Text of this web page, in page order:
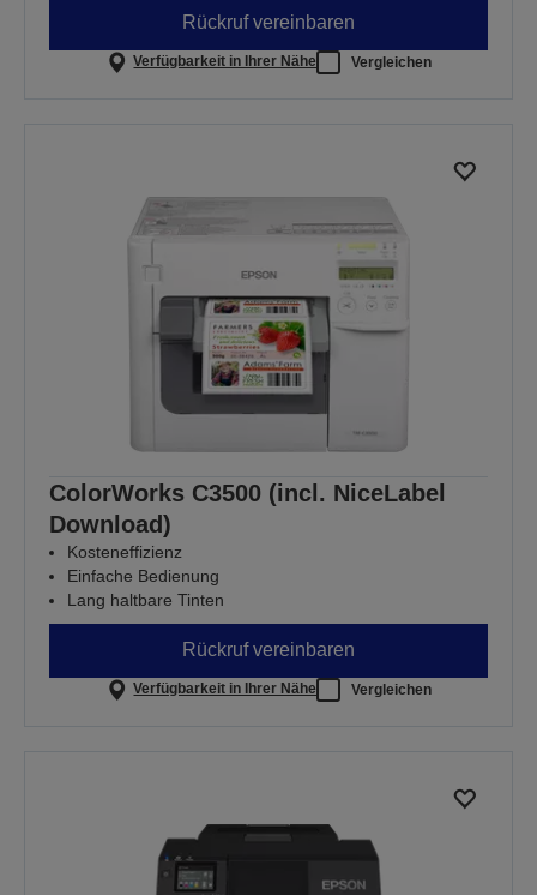
Rückruf vereinbaren
Verfügbarkeit in Ihrer Nähe Vergleichen
ColorWorks C3500 (incl. NiceLabel
Download)
Kosteneffizienz
Einfache Bedienung
Lang haltbare Tinten
Rückruf vereinbaren
Verfügbarkeit in Ihrer Nähe Vergleichen